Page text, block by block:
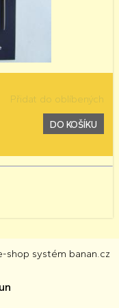
Přidat do oblíbených
DO KOŠÍKU
shop systém banan.cz